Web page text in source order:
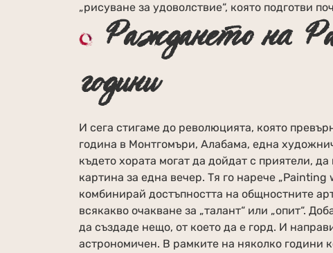
„рисуване за удоволствие“, която подготви
Раждането на
години
И сега стигаме до революцията, която
година в Монтгомъри, Алабама, една
където хората могат да дойдат с приятели,
картина за една вечер. Тя го нарече
комбинирай достъпността на общностните
всякакво очакване за „талант“ или „опит“.
да създаде нещо, от което да е горд. И
астрономичен. В рамките на няколко години